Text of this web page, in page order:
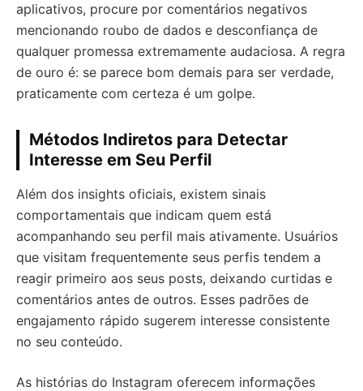
aplicativos, procure por comentários negativos
mencionando roubo de dados e desconfiança de
qualquer promessa extremamente audaciosa. A regra
de ouro é: se parece bom demais para ser verdade,
praticamente com certeza é um golpe.
Métodos Indiretos para Detectar
Interesse em Seu Perfil
Além dos insights oficiais, existem sinais
comportamentais que indicam quem está
acompanhando seu perfil mais ativamente. Usuários
que visitam frequentemente seus perfis tendem a
reagir primeiro aos seus posts, deixando curtidas e
comentários antes de outros. Esses padrões de
engajamento rápido sugerem interesse consistente
no seu conteúdo.
As histórias do Instagram oferecem informações